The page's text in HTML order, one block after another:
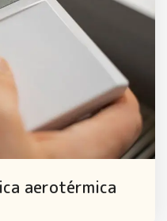
aerotérmica